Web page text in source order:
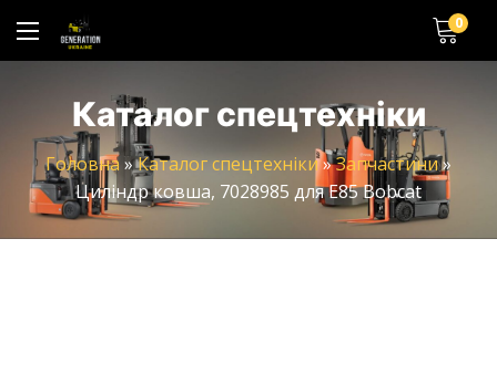
0
Каталог спецтехніки
Головна»Каталог спецтехніки»Запчастини»
Циліндр ковша, 7028985 для E85 Bobcat